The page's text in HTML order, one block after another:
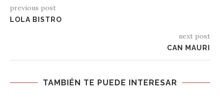
previous post
LOLA BISTRO
next post
CAN MAURI
TAMBIÉN TE PUEDE INTERESAR